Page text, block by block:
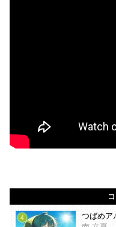
つばめア